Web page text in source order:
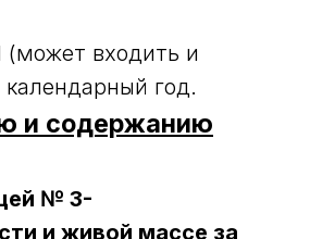
(может входить и
год.
и содержанию
№ 3-
и живой массе за